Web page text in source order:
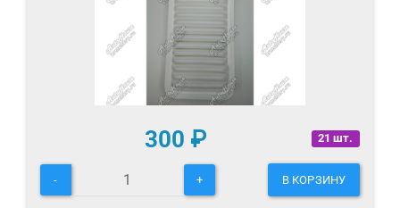
21 шт.
300 ₽
- + В КОРЗИНУ